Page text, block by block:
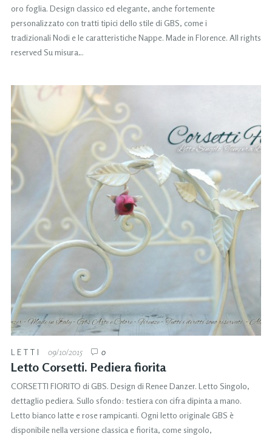
oro foglia. Design classico ed elegante, anche fortemente
personalizzato con tratti tipici dello stile di GBS, come i
tradizionali Nodi e le caratteristiche Nappe. Made in Florence. All rights
reserved Su misura…
LETTI 09/10/2015 0
Letto Corsetti. Pediera fiorita
CORSETTI FIORITO di GBS. Design di Renee Danzer. Letto Singolo,
dettaglio pediera. Sullo sfondo: testiera con cifra dipinta a mano.
Letto bianco latte e rose rampicanti. Ogni letto originale GBS è
disponibile nella versione classica e fiorita, come singolo,